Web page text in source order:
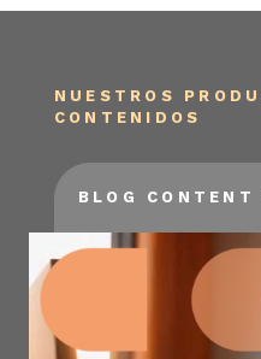
NUESTROS
CONTENIDOS
BLOG CONTENT